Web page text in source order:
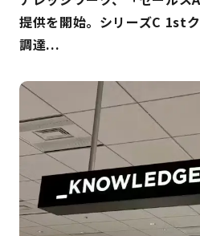
提供を開始。シリーズC 1st
調達...